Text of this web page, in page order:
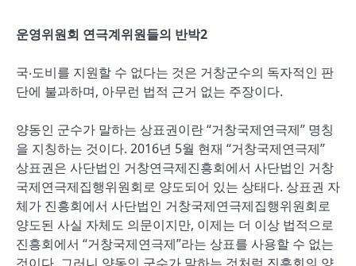
운영위원회 연극계위원들의 반박2
국‧도비를 지원할 수 없다는 것은 거창군수의 독자적인 판
단에 불과하며, 아무런 법적 근거 없는 주장이다.
양동인 군수가 말하는 상표권이란 “거창국제연극제” 명칭
을 지칭하는 것이다. 2016년 5월 현재 “거창국제연극제”
상표권은 사단법인 거창연극제진흥회에서 사단법인 거창
국제연극제집행위원회로 양도되어 있는 상태다. 상표권 자
체가 진흥회에서 사단법인 거창국제연극제집행위원회로
양도된 사실 자체도 의문이지만, 이제는 더 이상 법적으로
진흥회에서 “거창국제연극제”라는 상표를 사용할 수 없는